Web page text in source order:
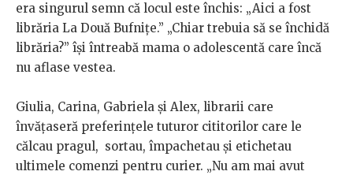
era singurul semn că locul este închis: „Aici a fost
librăria La Două Bufnițe.” „Chiar trebuia să se închidă
librăria?” își întreabă mama o adolescentă care încă
nu aflase vestea.
Giulia, Carina, Gabriela și Alex, librarii care
învățaseră preferințele tuturor cititorilor care le
călcau pragul, sortau, împachetau și etichetau
ultimele comenzi pentru curier. „Nu am mai avut